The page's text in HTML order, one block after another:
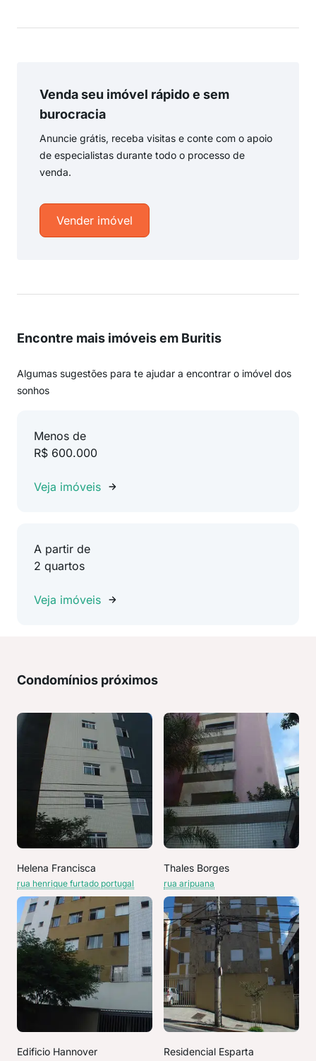
Venda seu imóvel rápido e sem
burocracia
Anuncie grátis, receba visitas e conte com o apoio
de especialistas durante todo o processo de
venda.
Vender imóvel
Encontre mais imóveis em Buritis
Algumas sugestões para te ajudar a encontrar o imóvel dos
sonhos
Menos de
R$ 600.000
Veja imóveis
A partir de
2 quartos
Veja imóveis
Condomínios próximos
Helena Francisca
rua henrique furtado portugal
Thales Borges
rua aripuana
Edificio Hannover Residencial Esparta